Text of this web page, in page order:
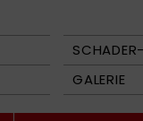
GALERIE